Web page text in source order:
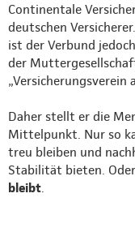
Continentale
deutschen
ist der Verbund
der
„Versicherungsverein
Daher stellt er die
Mittelpunkt. Nur so
treu bleiben und
Stabilität bieten.
bleibt